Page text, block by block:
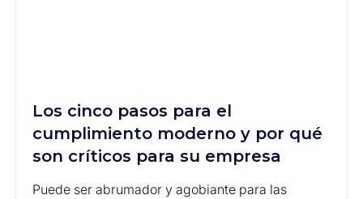
Los cinco pasos para el
cumplimiento moderno y por qué
son críticos para su empresa
Puede ser abrumador y agobiante para las